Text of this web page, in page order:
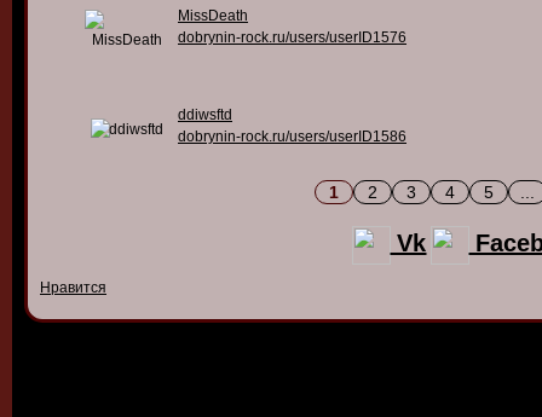
MissDeath
dobrynin-rock.ru/users/userID1576
ddiwsftd
dobrynin-rock.ru/users/userID1586
1 2 3 4 5
Vk
Нравится